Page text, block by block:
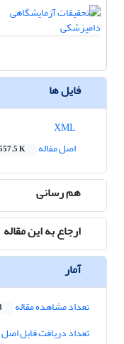
فایل ها
اصل مقاله
K
هم رسانی
ارجاع به این مقاله
آمار
تعداد مشاهده مقاله
تعداد دریافت فایل اصل